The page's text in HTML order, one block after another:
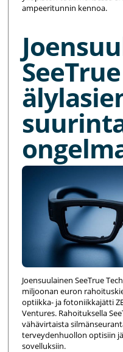
ampeeritunnin kennoa.
Joensuulainen SeeTrue
miljoonan euron
optiikka- ja fotoniikkajätti
Ventures. Rahoituksella
vähävirtaista
terveydenhuollon optisiin
sovelluksiin.